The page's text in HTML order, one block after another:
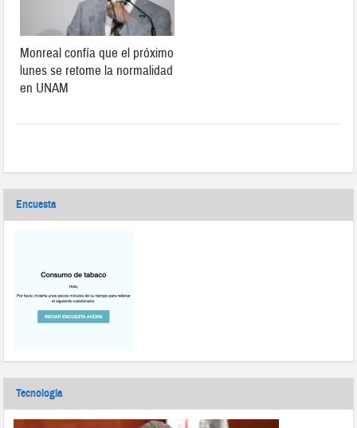
Monreal confía que el próximo
lunes se retome la normalidad
en UNAM
Encuesta
Tecnología